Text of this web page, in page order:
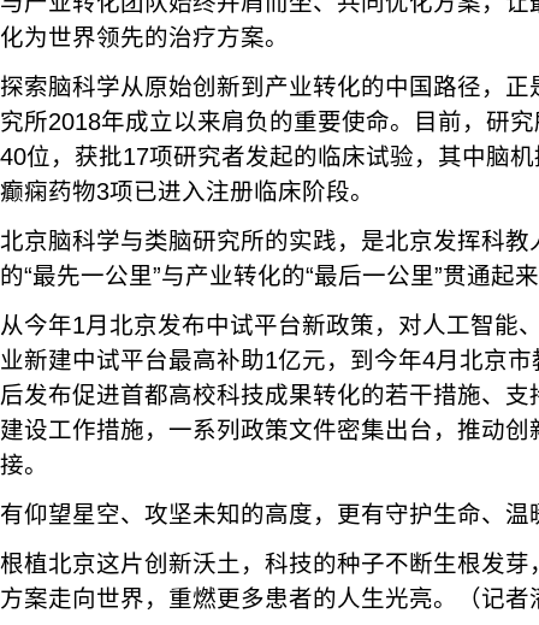
化为世界领先的治疗方案。
探索脑科学从原始创新到产业转化的中国路径，
究所2018年成立以来肩负的重要使命。目前，研
40位，获批17项研究者发起的临床试验，其中脑
癫痫药物3项已进入注册临床阶段。
北京脑科学与类脑研究所的实践，是北京发挥科
的“最先一公里”与产业转化的“最后一公里”贯通起
从今年1月北京发布中试平台新政策，对人工智能
业新建中试平台最高补助1亿元，到今年4月北京
后发布促进首都高校科技成果转化的若干措施、
建设工作措施，一系列政策文件密集出台，推动
接。
有仰望星空、攻坚未知的高度，更有守护生命、温
根植北京这片创新沃土，科技的种子不断生根发
方案走向世界，重燃更多患者的人生光亮。（记